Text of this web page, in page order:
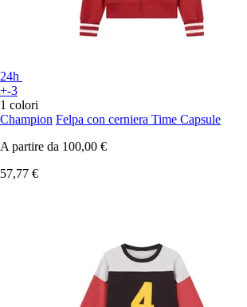
24h
+-3
1 colori
Champion Felpa con cerniera Time Capsule
A partire da 100,00 €
57,77 €